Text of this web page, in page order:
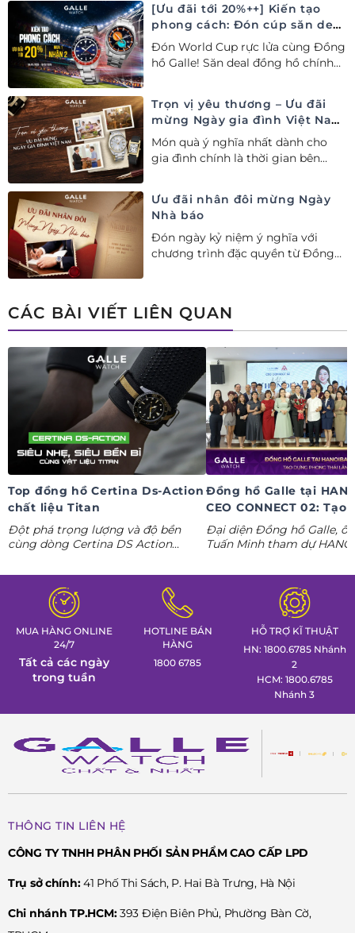
[Ưu đãi tới 20%++] Kiến tạo
phong cách: Đón cúp săn deal
– Siêu ưu đãi đồng hành cùng
World Cup
Đón World Cup rực lửa cùng Đồng
hồ Galle! Săn deal đồng hồ chính
Trọn vị yêu thương – Ưu đãi
mừng Ngày gia đình Việt Nam
28/06
Món quà ý nghĩa nhất dành cho
gia đình chính là thời gian bên
Gia đình Việt Nam.
Ưu đãi nhân đôi mừng Ngày
Nhà báo
Đón ngày kỷ niệm ý nghĩa với
chương trình đặc quyền từ Đồng
CÁC BÀI VIẾT LIÊN QUAN
Top đồng hồ Certina Ds-Action
chất liệu Titan
Đột phá trọng lượng và độ bền
cùng dòng Certina DS Action
tác thể thao cá tính nhất trong
Tuần lễ đồng hồ Thụy Sỹ cùng
Đồng hồ Galle!
Đồng hồ Galle tại
CEO CONNECT 02: Tạo
phong thái lãnh đạo kỷ
nguyên AI
Đại diện Đồng hồ Galle,
Tuấn Minh tham dự
gian trưng bày đồng hồ
định hình phong thái lãnh
MUA HÀNG ONLINE
24/7
Tất cả các ngày
trong tuần
HOTLINE BÁN
HÀNG
1800 6785
HỖ TRỢ KĨ THUẬT
HN: 1800.6785 Nhánh
2
HCM: 1800.6785
Nhánh 3
THÔNG TIN LIÊN HỆ
CÔNG TY TNHH PHÂN PHỐI SẢN PHẨM CAO CẤP LPD
Trụ sở chính:41 Phố Thi Sách, P. Hai Bà Trưng, Hà Nội
Chi nhánh TP.HCM:393 Điện Biên Phủ, Phường Bàn Cờ,